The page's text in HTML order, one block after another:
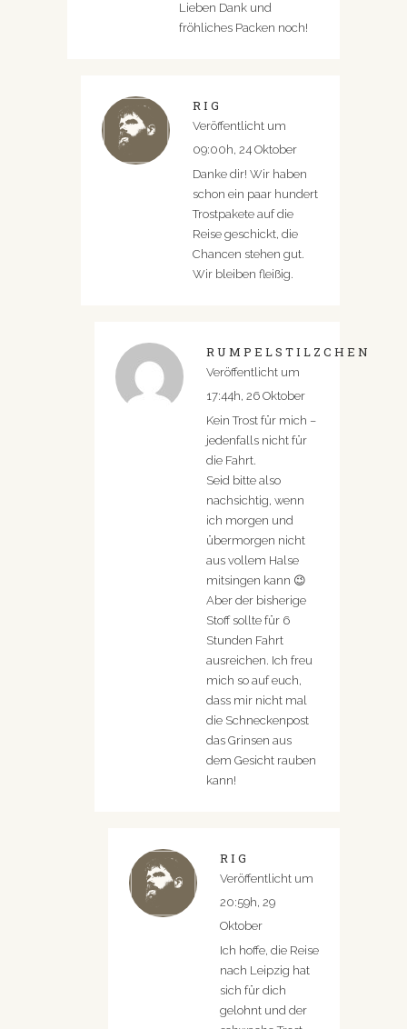
Lieben Dank und
fröhliches Packen noch!
RIG
Veröffentlicht um
09:00h, 24 Oktober
Danke dir! Wir haben
schon ein paar hundert
Trostpakete auf die
Reise geschickt, die
Chancen stehen gut.
Wir bleiben fleißig.
RUMPELSTILZCHEN
Veröffentlicht um
17:44h, 26 Oktober
Kein Trost für mich –
jedenfalls nicht für
die Fahrt.
Seid bitte also
nachsichtig, wenn
ich morgen und
übermorgen nicht
aus vollem Halse
mitsingen kann 😉
Aber der bisherige
Stoff sollte für 6
Stunden Fahrt
ausreichen. Ich freu
mich so auf euch,
dass mir nicht mal
die Schneckenpost
das Grinsen aus
dem Gesicht rauben
kann!
RIG
Veröffentlicht um
20:59h, 29
Oktober
Ich hoffe, die Reise
nach Leipzig hat
sich für dich
gelohnt und der